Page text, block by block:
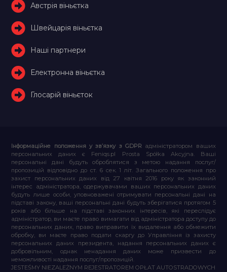
Австрія віньєтка
Швейцарія віньєтка
Наші партнери
Електронна віньєтка
Глосарій віньєток
Інформаційне положення у зв’язку з GDPR адміністратором ваших
персональних даних є Feniqs.pl Prosta Spółka Akcyjna. Ваші
персональні дані будуть оброблятися з метою надання послуг/
пропозицій відповідно до ст. 6 сек. 1 літ. Загального положення про
захист персональних даних від 27 квітня 2016 року як законний
інтерес адміністратора, одержувачами ваших персональних даних
будуть лише особи, уповноважені отримувати персональні дані на
підставі закону, ваші персональні дані будуть зберігатися протягом 5
років або більше на підставі законних інтересів, які переслідує
адміністратор, ви маєте право вимагати від адміністратора доступу до
персональних даних, право виправити їх видалення або обмежити
обробку, ви маєте право подати скаргу до Управління із захисту
персональних даних президента, надання персональних даних є
добровільним, однак ненадання даних може призвести до
неможливості надання послуг/пропозицій.
JESTEŚMY NIEZALEŻNYM REJESTRATOREM OPŁAT AUTOSTRADOWYCH